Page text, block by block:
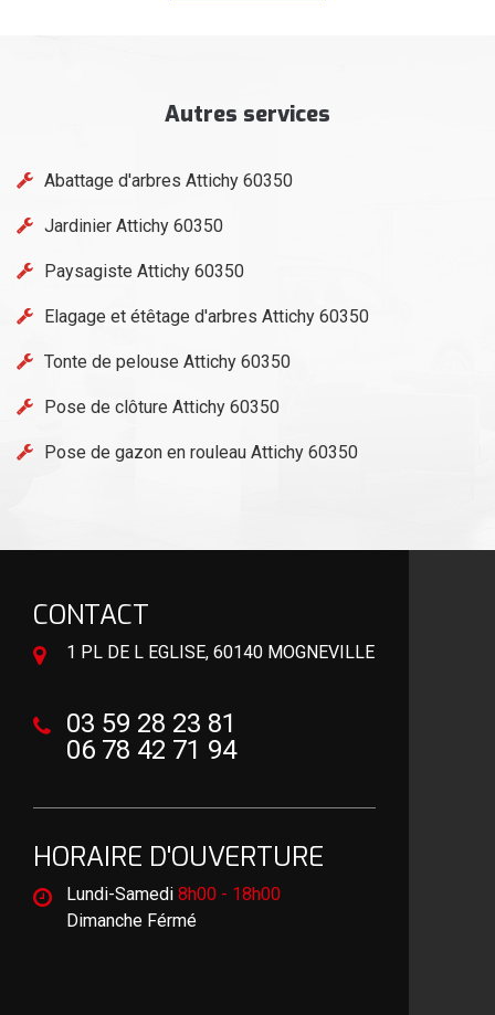
Autres services
Abattage d'arbres Attichy 60350
Jardinier Attichy 60350
Paysagiste Attichy 60350
Elagage et étêtage d'arbres Attichy 60350
Tonte de pelouse Attichy 60350
Pose de clôture Attichy 60350
Pose de gazon en rouleau Attichy 60350
CONTACT
1 PL DE L EGLISE, 60140 MOGNEVILLE
03 59 28 23 81
06 78 42 71 94
HORAIRE D'OUVERTURE
Lundi-Samedi 8h00 - 18h00
Dimanche Férmé